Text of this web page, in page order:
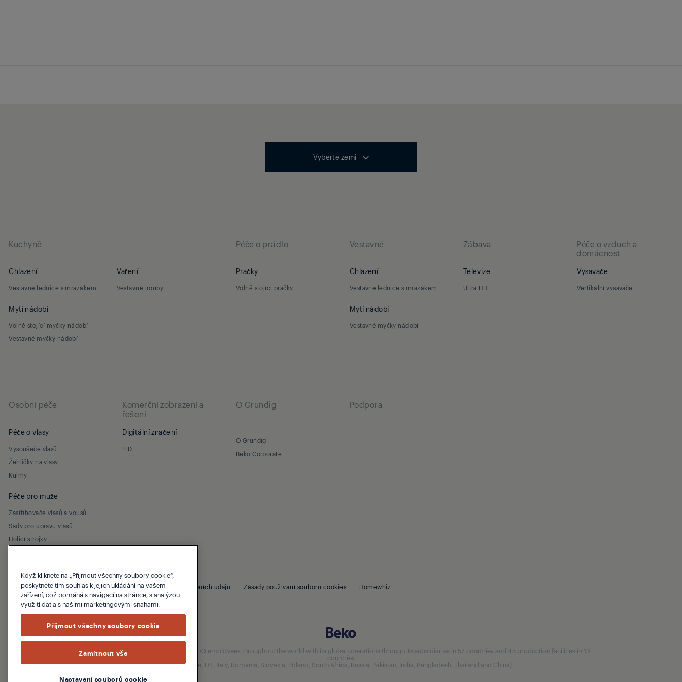
Vyberte zemi
Kuchyně
Chlazení
Vestavné lednice s mrazákem
Vaření
Vestavné trouby
Mytí nádobí
Volně stojící myčky nádobí
Vestavné myčky nádobí
Péče o prádlo
Pračky
Volně stojící pračky
Vestavné
Chlazení
Vestavné lednice s mrazákem
Mytí nádobí
Vestavné myčky nádobí
Zábava
Televize
Ultra HD
Péče o vzduch a
domácnost
Vysavače
Vertikální vysavače
Osobní péče
Péče o vlasy
Vysoušeče vlasů
Žehličky na vlasy
Kulmy
Péče pro muže
Zastřihovače vlasů a vousů
Sady pro úpravu vlasů
Holicí strojky
Komerční zobrazení a
řešení
Digitální značení
PID
O Grundig
O Grundig
Beko Corporate
Podpora
© 2026 Grundig Záruční podmínky Zásady ochrany osobních údajů Zásady používání souborů cookies Homewhiz
Our parent company, Beko has 55,000 employees throughout the world with its global operations through its subsidiaries in 57 countries and 45 production facilities in 13
countries
(i.e. Türkiye, UK, Italy, Romania, Slovakia, Poland, South Africa, Russia, Pakistan, India, Bangladesh, Thailand and China).
Když kliknete na „Přijmout všechny soubory cookie“,
poskytnete tím souhlas k jejich ukládání na vašem
zařízení, což pomáhá s navigací na stránce, s analýzou
využití dat a s našimi marketingovými snahami.
Přijmout všechny soubory cookie
Zamítnout vše
Nastavení souborů cookie